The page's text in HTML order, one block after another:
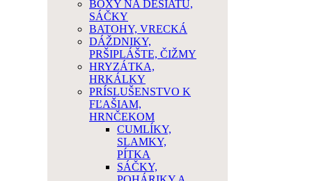
BOXY NA DESIATU,
SÁČKY
BATOHY, VRECKÁ
DÁŽDNIKY,
PRŠIPLÁŠTE, ČIŽMY
HRYZÁTKA,
HRKÁLKY
PRÍSLUŠENSTVO K
FĽAŠIAM,
HRNČEKOM
CUMLÍKY,
SLAMKY,
PÍTKA
SÁČKY,